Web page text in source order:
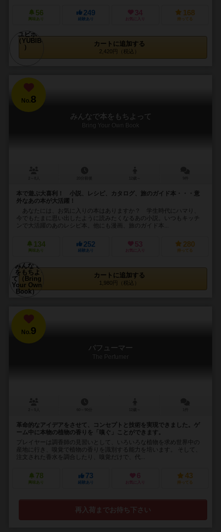
56
興味あり
249
経験あり
34
お気に入り
168
持ってる
カートに追加する
2,420円（税込）
No.8
みんなで本をもちよって
Bring Your Own Book
本で遊ぶ大喜利！ 小説、レシピ、カタログ、旅のガイド本・・・意
外なあの本が大活躍！
あなたには、お気に入りの本はありますか？ 学生時代にハマり、
今でもたまに思い出したように読みたくなるあの小説。いつもキッチ
ンで大活躍のあのレシピ本。他にも漫画、旅のガイド本...
134
興味あり
252
経験あり
53
お気に入り
280
持ってる
カートに追加する
1,980円（税込）
No.9
パフューマー
The Perfumer
革命的なアイデアをさせて、コンセプトと技術を実現できました。ゲ
ーム中に本物の植物の香りを「嗅ぐ」ことができます。
プレイヤーは調香師の見習いとして、いろいろな植物を求め世界中の
産地に行き、嗅覚で植物の香りを識別する能力を培います。 そして、
注文された香水を調合したり、嗅覚だけで、代...
78
興味あり
73
経験あり
6
お気に入り
43
持ってる
再入荷までお待ち下さい